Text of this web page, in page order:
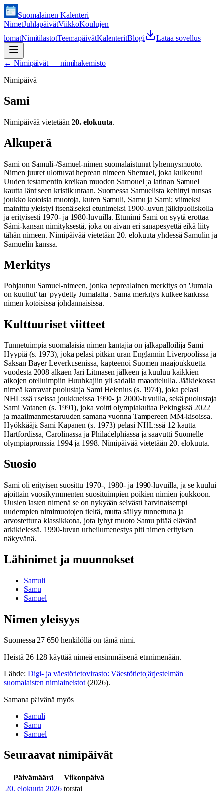
Suomalainen Kalenteri
NimetJuhlapäivätViikkoKoulujen
lomatNimitilastotTeemapäivätKalenteritBlogi Lataa sovellus
← Nimipäivät — nimihakemisto
Nimipäivä
Sami
Nimipäivää vietetään 20. elokuuta.
Alkuperä
Sami on Samuli-/Samuel-nimen suomalaistunut lyhennysmuoto.
Nimen juuret ulottuvat heprean nimeen Shemuel, joka kulkeutui
Uuden testamentin kreikan muodon Samouel ja latinan Samuel
kautta läntiseen kristikuntaan. Suomessa Samuelista kehittyi runsas
joukko kotoisia muotoja, kuten Samuli, Samu ja Sami; viimeksi
mainittu yleistyi itsenäiseksi etunimeksi 1900-luvun jälkipuoliskolla
ja erityisesti 1970- ja 1980-luvuilla. Etunimi Sami on syytä erottaa
Sámi-kansan nimityksestä, joka on aivan eri sanapesyettä eikä liity
tähän nimeen. Nimipäivää vietetään 20. elokuuta yhdessä Samulin ja
Samuelin kanssa.
Merkitys
Pohjautuu Samuel-nimeen, jonka heprealainen merkitys on 'Jumala
on kuullut' tai 'pyydetty Jumalalta'. Sama merkitys kulkee kaikissa
nimen kotoisissa johdannaisissa.
Kulttuuriset viitteet
Tunnetuimpia suomalaisia nimen kantajia on jalkapalloilija Sami
Hyypiä (s. 1973), joka pelasi pitkän uran Englannin Liverpoolissa ja
Saksan Bayer Leverkusenissa, kapteenoi Suomen maajoukkuetta
vuodesta 2008 alkaen Jari Litmasen jälkeen ja kuuluu kaikkien
aikojen otelluimpiin Huuhkajiin yli sadalla maaottelulla. Jääkiekossa
nimeä kantavat puolustaja Sami Helenius (s. 1974), joka pelasi
NHL:ssä useissa joukkueissa 1990- ja 2000-luvuilla, sekä puolustaja
Sami Vatanen (s. 1991), joka voitti olympiakultaa Pekingissä 2022
ja maailmanmestaruuden samana vuonna Tampereen MM-kisoissa.
Hyökkääjä Sami Kapanen (s. 1973) pelasi NHL:ssä 12 kautta
Hartfordissa, Carolinassa ja Philadelphiassa ja saavutti Suomelle
olympiapronssia 1994 ja 1998. Nimipäivää vietetään 20. elokuuta.
Suosio
Sami oli erityisen suosittu 1970-, 1980- ja 1990-luvuilla, ja se kuului
ajoittain vuosikymmenten suosituimpien poikien nimien joukkoon.
Uusien lasten nimenä se on nykyään selvästi harvinaisempi
uudempien nimimuotojen tieltä, mutta säilyy tunnettuna ja
arvostettuna klassikkona, jota lyhyt muoto Samu pitää elävänä
arkikielessä. 1990-luvun urheilumenestys piti nimen erityisen
näkyvänä.
Lähinimet ja muunnokset
Samuli
Samu
Samuel
Nimen yleisyys
Suomessa 27 650 henkilöllä on tämä nimi.
Heistä 26 128 käyttää nimeä ensimmäisenä etunimenään.
Lähde: Digi- ja väestötietovirasto: Väestötietojärjestelmän
suomalaisten nimiaineistot (2026).
Samana päivänä myös
Samuli
Samu
Samuel
Seuraavat nimipäivät
Päivämäärä
Viikonpäivä
20. elokuuta 2026 torstai